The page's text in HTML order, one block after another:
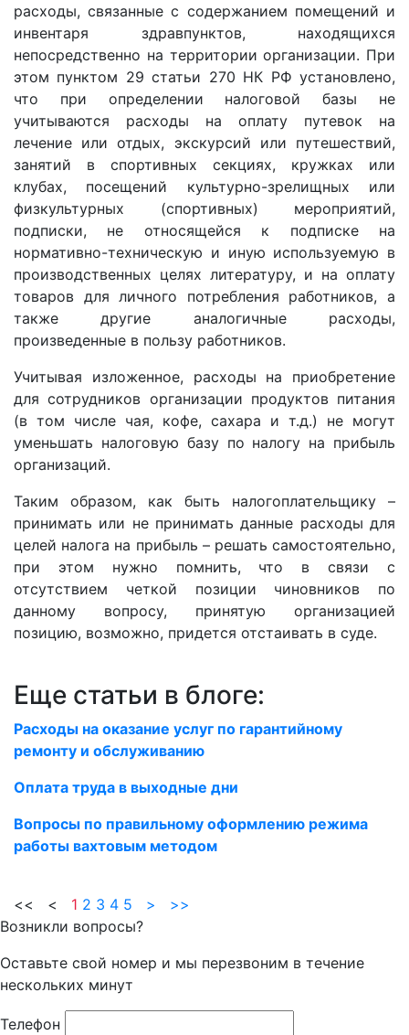
расходы, связанные с содержанием помещений и
инвентаря здравпунктов, находящихся
непосредственно на территории организации. При
этом пунктом 29 статьи 270 НК РФ установлено,
что при определении налоговой базы не
учитываются расходы на оплату путевок на
лечение или отдых, экскурсий или путешествий,
занятий в спортивных секциях, кружках или
клубах, посещений культурно-зрелищных или
физкультурных (спортивных) мероприятий,
подписки, не относящейся к подписке на
нормативно-техническую и иную используемую в
производственных целях литературу, и на оплату
товаров для личного потребления работников, а
также другие аналогичные расходы,
произведенные в пользу работников.
Учитывая изложенное, расходы на приобретение
для сотрудников организации продуктов питания
(в том числе чая, кофе, сахара и т.д.) не могут
уменьшать налоговую базу по налогу на прибыль
организаций.
Таким образом, как быть налогоплательщику –
принимать или не принимать данные расходы для
целей налога на прибыль – решать самостоятельно,
при этом нужно помнить, что в связи с
отсутствием четкой позиции чиновников по
данному вопросу, принятую организацией
позицию, возможно, придется отстаивать в суде.
Еще статьи в блоге:
Расходы на оказание услуг по гарантийному
ремонту и обслуживанию
Оплата труда в выходные дни
Вопросы по правильному оформлению режима
работы вахтовым методом
<< < 1 2 3 4 5 >
>>
Возникли вопросы?
Оставьте свой номер и мы перезвоним в течение
нескольких минут
Телефон